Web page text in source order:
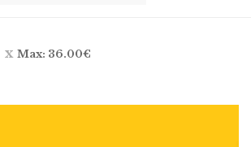
Max: 36.00€